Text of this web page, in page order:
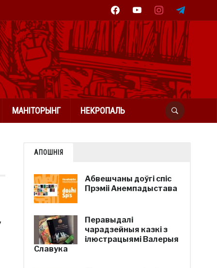
facebookyoutube instagramtelegram
МАНІТОРЫНГ НЕКРОПАЛЬ
АПОШНІЯ
Абвешчаны доўгі спіс
Прэміі Анемпадыстава
Перавыдалі
чарадзейныя казкі з
ілюстрацыямі Валерыя
Славука